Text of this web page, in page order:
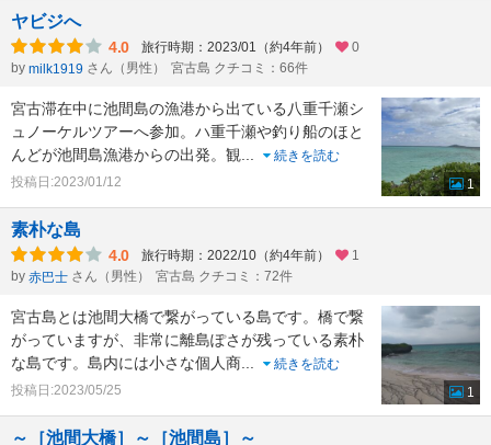
ヤビジへ
4.0 旅行時期：2023/01（約4年前）
0
by milk1919 さん（男性） 宮古島 クチコミ：66件
宮古滞在中に池間島の漁港から出ている八重千瀬シ
ュノーケルツアーへ参加。ハ重千瀬や釣り船のほと
んどが池間島漁港からの出発。観
続きを読む
投稿日:2023/01/12
1
素朴な島
4.0 旅行時期：2022/10（約4年前）
1
by 赤巴士 さん（男性） 宮古島 クチコミ：72件
宮古島とは池間大橋で繋がっている島です。橋で繋
がっていますが、非常に離島ぽさが残っている素朴
な島です。島内には小さな個人商
続きを読む
投稿日:2023/05/25
1
～［池間大橋］～［池間島］～